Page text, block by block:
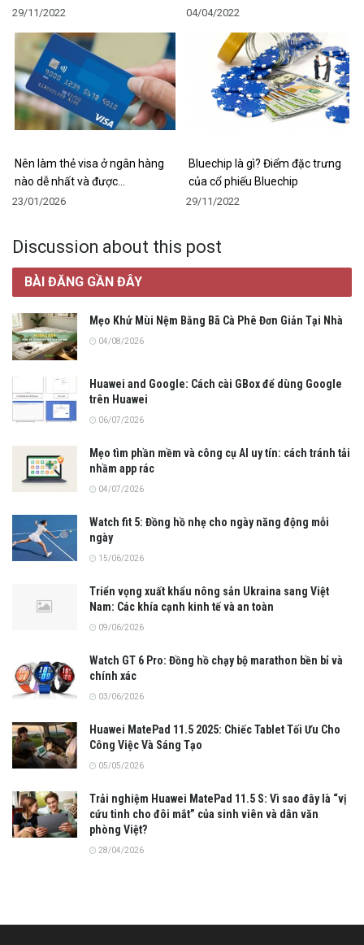
29/11/2022 04/04/2022
Nên làm thẻ visa ở ngân hàng
nào dễ nhất và được…
23/01/2026
Bluechip là gì? Điểm đặc trưng
của cổ phiếu Bluechip
29/11/2022
Discussion about this post
BÀI ĐĂNG GẦN ĐÂY
Mẹo Khử Mùi Nệm Bằng Bã Cà Phê Đơn Giản Tại Nhà
04/08/2026
Huawei and Google: Cách cài GBox để dùng Google
trên Huawei
06/07/2026
Mẹo tìm phần mềm và công cụ AI uy tín: cách tránh tải
nhầm app rác
04/07/2026
Watch fit 5: Đồng hồ nhẹ cho ngày năng động mỗi
ngày
15/06/2026
Triển vọng xuất khẩu nông sản Ukraina sang Việt
Nam: Các khía cạnh kinh tế và an toàn
09/06/2026
Watch GT 6 Pro: Đồng hồ chạy bộ marathon bền bỉ và
chính xác
03/06/2026
Huawei MatePad 11.5 2025: Chiếc Tablet Tối Ưu Cho
Công Việc Và Sáng Tạo
05/05/2026
Trải nghiệm Huawei MatePad 11.5 S: Vì sao đây là “vị
cứu tinh cho đôi mắt” của sinh viên và dân văn
phòng Việt?
28/04/2026